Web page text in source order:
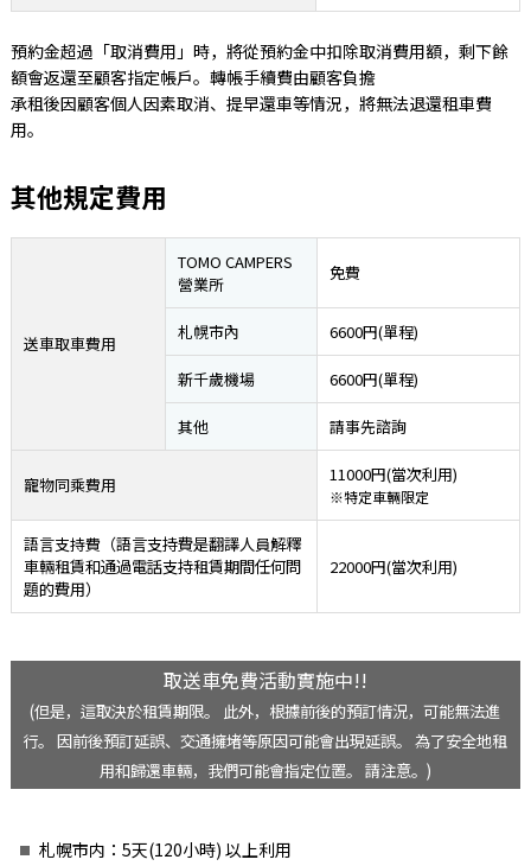
預約金超過「取消費用」時，將從預約金中扣除取消費用額，剩下餘
額會返還至顧客指定帳戶。轉帳手續費由顧客負擔
承租後因顧客個人因素取消、提早還車等情況，將無法退還租車費
用。
其他規定費用
送車取車費用
TOMO CAMPERS
營業所
免費
札幌市內 6600円(單程)
新千歲機場 6600円(單程)
其他 請事先諮詢
寵物同乘費用 11000円(當次利用)
※特定車輛限定
語言支持費（語言支持費是翻譯人員解釋
車輛租賃和通過電話支持租賃期間任何問
題的費用）
22000円(當次利用)
取送車免費活動實施中!!
(但是，這取決於租賃期限。 此外，根據前後的預訂情況，可能無法進
行。 因前後預訂延誤、交通擁堵等原因可能會出現延誤。 為了安全地租
用和歸還車輛，我們可能會指定位置。 請注意。)
札幌市内：5天(120小時) 以上利用